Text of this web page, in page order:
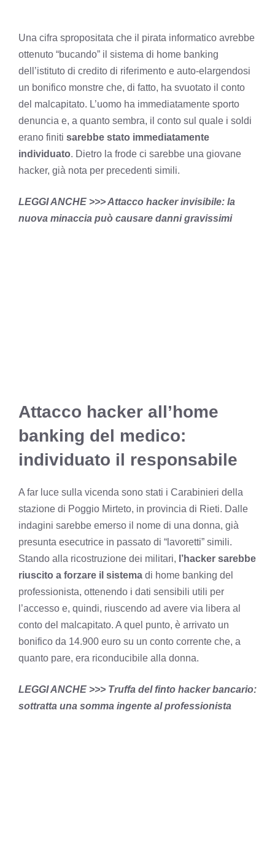
Una cifra spropositata che il pirata informatico avrebbe
ottenuto “bucando” il sistema di home banking
dell’istituto di credito di riferimento e auto-elargendosi
un bonifico monstre che, di fatto, ha svuotato il conto
del malcapitato. L’uomo ha immediatamente sporto
denuncia e, a quanto sembra, il conto sul quale i soldi
erano finiti sarebbe stato immediatamente
individuato. Dietro la frode ci sarebbe una giovane
hacker, già nota per precedenti simili.
LEGGI ANCHE >>> Attacco hacker invisibile: la
nuova minaccia può causare danni gravissimi
Attacco hacker all’home
banking del medico:
individuato il responsabile
A far luce sulla vicenda sono stati i Carabinieri della
stazione di Poggio Mirteto, in provincia di Rieti. Dalle
indagini sarebbe emerso il nome di una donna, già
presunta esecutrice in passato di “lavoretti” simili.
Stando alla ricostruzione dei militari, l’hacker sarebbe
riuscito a forzare il sistema di home banking del
professionista, ottenendo i dati sensibili utili per
l’accesso e, quindi, riuscendo ad avere via libera al
conto del malcapitato. A quel punto, è arrivato un
bonifico da 14.900 euro su un conto corrente che, a
quanto pare, era riconducibile alla donna.
LEGGI ANCHE >>> Truffa del finto hacker bancario:
sottratta una somma ingente al professionista